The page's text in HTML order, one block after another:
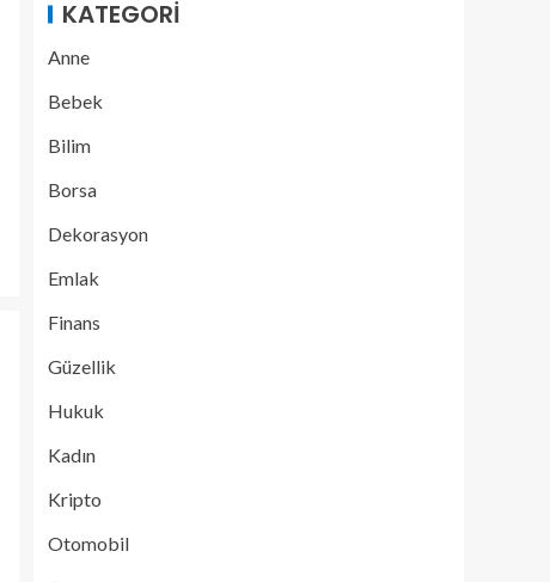
KATEGORI
Anne
Bebek
Bilim
Borsa
Dekorasyon
Emlak
Finans
Güzellik
Hukuk
Kadın
Kripto
Otomobil